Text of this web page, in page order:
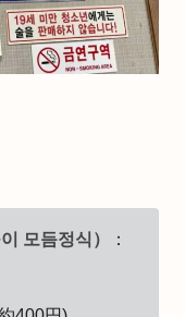
모듬정식）
：